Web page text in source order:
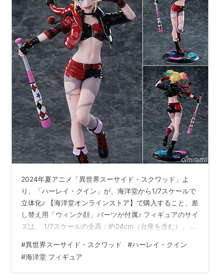
2024年夏アニメ「異世界スーサイド・スクワッド」よ
り、「ハーレイ・クイン」が、海洋堂から1/7スケールで
立体化♪ 【海洋堂オンラインストア】で購入すること、差
し替え用「ウィンク顔」パーツが付属♪ フィギュアのサイ
ズは、 1/7スケールの全高：約24cm（台座を含む）。 原
1/7『ハーレイ・クイン 異世界スーサイド・スクワッド
Ver.』完成品フィギュアは、海洋堂より2025年11月発売
の予定です♪ 【DMM】リボルテック『ハーレイ・クイン
#異世界スーサイド・スクワッド #ハーレイ・クイン
#海洋堂 フィギュア